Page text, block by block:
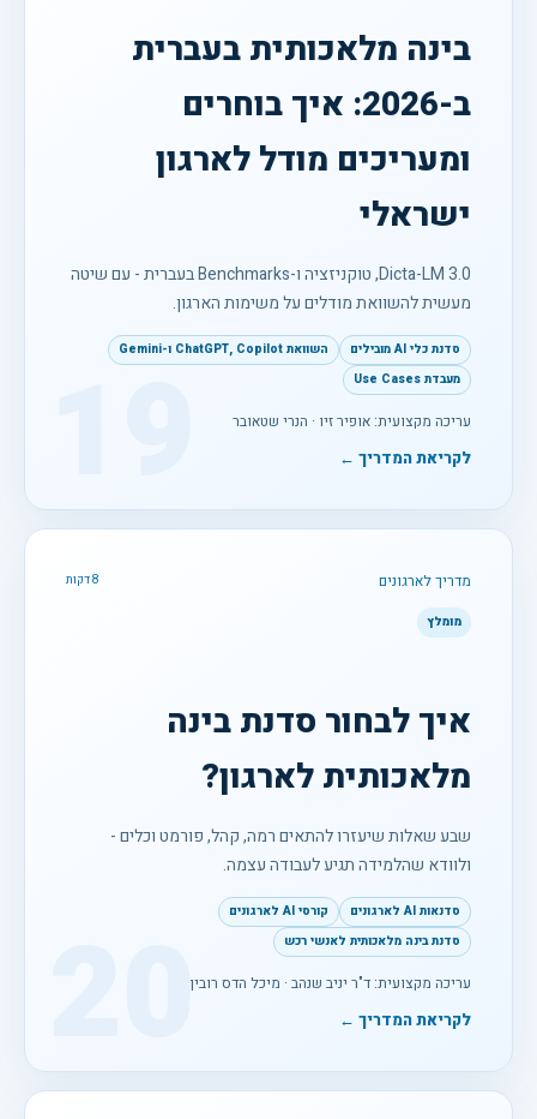
בינה מלאכותית בעברית
ב-2026: איך בוחרים
ומעריכים מודל לארגון
ישראלי
Dicta-LM 3.0, טוקניזציה ו-Benchmarks בעברית - עם שיטה
מעשית להשוואת מודלים על משימות הארגון.
סדנת כלי AI מובילים
השוואת ChatGPT, Copilot ו-Gemini
מעבדת Use Cases
עריכה מקצועית: אופיר זיו · הנרי שטאובר
לקריאת המדריך ←
מדריך לארגונים 8 דקות
מומלץ
איך לבחור סדנת בינה
מלאכותית לארגון?
שבע שאלות שיעזרו להתאים רמה, קהל, פורמט וכלים -
ולוודא שהלמידה תגיע לעבודה עצמה.
סדנאות AI לארגונים
קורסי AI לארגונים
סדנת בינה מלאכותית לאנשי רכש
עריכה מקצועית: ד"ר יניב שנהב · מיכל הדס רובין
לקריאת המדריך ← 20